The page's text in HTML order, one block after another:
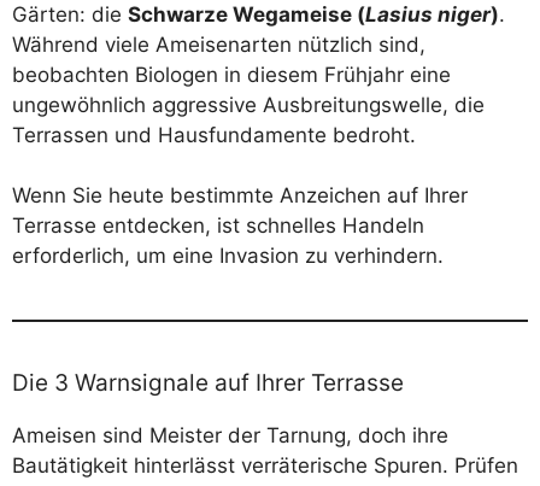
Gärten: die Schwarze Wegameise (Lasius niger).
Während viele Ameisenarten nützlich sind,
beobachten Biologen in diesem Frühjahr eine
ungewöhnlich aggressive Ausbreitungswelle, die
Terrassen und Hausfundamente bedroht.
Wenn Sie heute bestimmte Anzeichen auf Ihrer
Terrasse entdecken, ist schnelles Handeln
erforderlich, um eine Invasion zu verhindern.
Die 3 Warnsignale auf Ihrer Terrasse
Ameisen sind Meister der Tarnung, doch ihre
Bautätigkeit hinterlässt verräterische Spuren. Prüfen